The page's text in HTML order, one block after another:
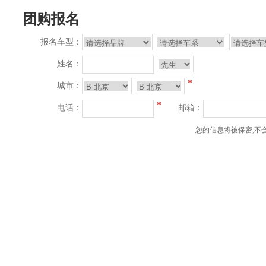
团购报名
报名车型：
姓名：
城市： *
电话： * 邮箱：
您的信息将被保密,不